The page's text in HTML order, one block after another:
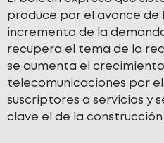
produce por el avance de
incremento de la
recupera el tema de la
se aumenta el
telecomunicaciones por
suscriptores a servicios y
clave el de la